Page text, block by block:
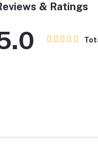
& Ratings